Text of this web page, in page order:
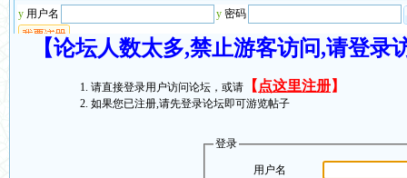
【论坛人数太多,禁止游客访问,请登
请直接登录用户访问论坛，或请 【 点这里注册】
如果您已注册,请先登录论坛即可游览帖子
登录
用户名